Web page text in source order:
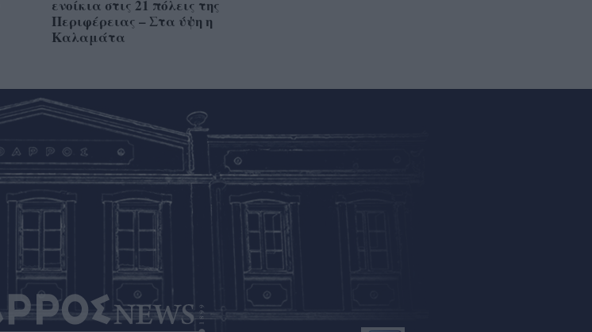
ενοίκια στις 21 πόλεις της
Περιφέρειας – Στα ύψη η
Καλαμάτα